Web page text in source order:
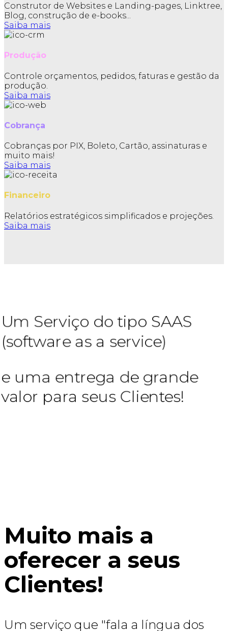
Construtor de Websites e Landing-pages, Linktree,
Blog, construção de e-books...
Saiba mais
Produção
Controle orçamentos, pedidos, faturas e gestão da
produção.
Saiba mais
Cobrança
Cobranças por PIX, Boleto, Cartão, assinaturas e
muito mais!
Saiba mais
Financeiro
Relatórios estratégicos simplificados e projeções.
Saiba mais
Um Serviço do tipo SAAS
(software as a service)
e uma entrega de grande
valor para seus Clientes!
Muito mais a
oferecer a seus
Clientes!
Um serviço que "fala a língua dos